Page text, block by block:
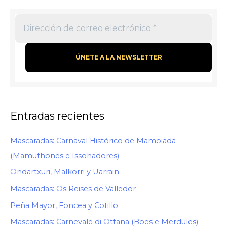
Entradas recientes
Mascaradas: Carnaval Histórico de Mamoiada
(Mamuthones e Issohadores)
Ondartxuri, Malkorri y Uarrain
Mascaradas: Os Reises de Valledor
Peña Mayor, Foncea y Cotillo
Mascaradas: Carnevale di Ottana (Boes e Merdules)